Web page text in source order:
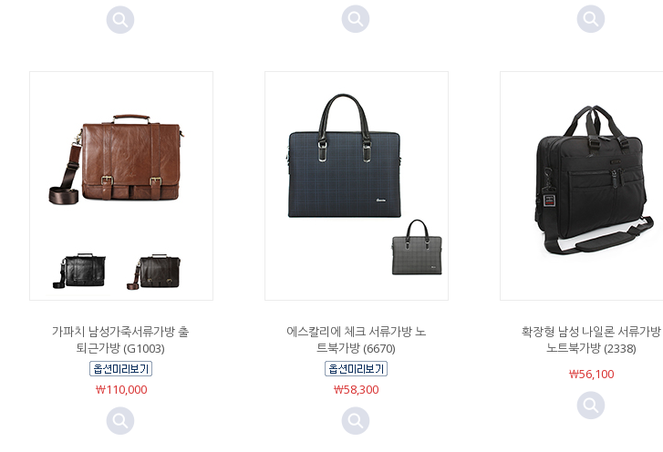
가파치 남성가죽서류가방 출
퇴근가방 (G1003)
￦110,000
에스칼리에 체크 서류가방 노
트북가방 (6670)
￦58,300
확장형 남성 나일론 서류가방
노트북가방 (2338)
￦56,100